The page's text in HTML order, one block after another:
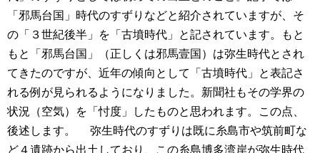
「邪馬台国」時代のすずりなどと紹介されていますが、そ
の「３世紀後半」を「古墳時代」と記されています。もと
もと「邪馬台国」（正しくは邪馬壹国）は弥生時代とされ
てきたのですが、近年の傾向として「古墳時代」と表記さ
れる例が見られるようになりました。新聞社もその学界の
状況（空気）を「忖度」したものと思われます。この点、
後述します。
弥生時代のすずりは既に糸島市や筑前町な
ど４遺跡から出土しており、この糸島博多湾岸が弥生時代